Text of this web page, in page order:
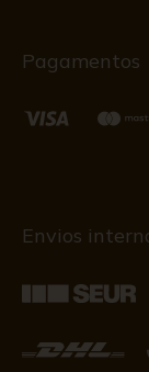
Pagamentos
Envios